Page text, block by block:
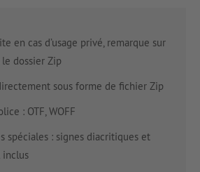
en cas d’usage privé, remarque sur
dossier Zip
sous forme de fichier Zip
: OTF, WOFF
spéciales : signes diacritiques et
inclus